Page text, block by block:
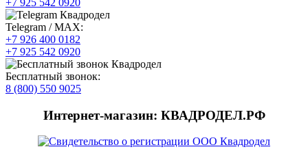
Telegram / MAX:
+7 926 400 0182
+7 925 542 0920
Бесплатный звонок:
8 (800) 550 9025
Интернет-магазин: КВАДРОДЕЛ.РФ